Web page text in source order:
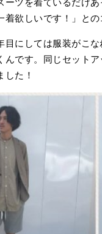
ーツを着ているだけ
欲しいです！」との
目にしては服装がこ
んです。同じセット
した！